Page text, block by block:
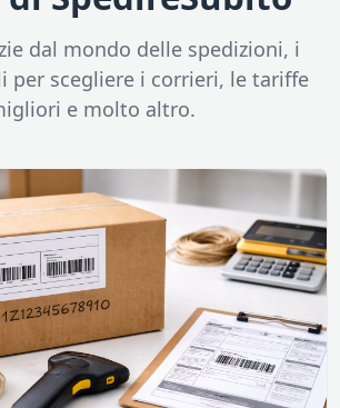
dal mondo delle spedizioni, i
per scegliere i corrieri, le tariffe
e molto altro.